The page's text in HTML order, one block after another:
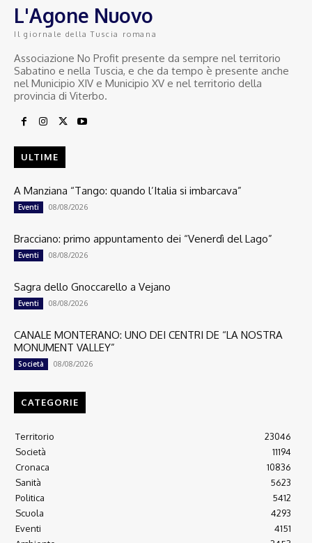
L'Agone Nuovo
Il giornale della Tuscia romana
Associazione No Profit presente da sempre nel territorio
Sabatino e nella Tuscia, e che da tempo è presente anche
nel Municipio XIV e Municipio XV e nel territorio della
provincia di Viterbo.
ULTIME
A Manziana “Tango: quando l’Italia si imbarcava”
Eventi 08/08/2026
Bracciano: primo appuntamento dei “Venerdì del Lago”
Eventi 08/08/2026
Sagra dello Gnoccarello a Vejano
Eventi 08/08/2026
CANALE MONTERANO: UNO DEI CENTRI DE “LA NOSTRA
MONUMENT VALLEY”
Società 08/08/2026
CATEGORIE
Territorio
23046
Società
11194
Cronaca
10836
Sanità
5623
Politica
5412
Scuola
4293
Eventi
4151